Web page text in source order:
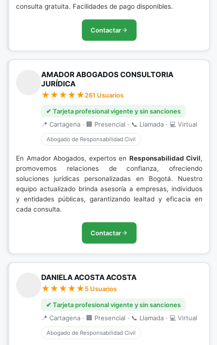
consulta gratuita. Facilidades de pago disponibles.
Contactar
AMADOR ABOGADOS CONSULTORIA
JURÍDICA
261 Usuarios
✔ Tarjeta profesional vigente y sin sanciones
📍 Cartagena · 🏢 Presencial · 📞 Llamada · 💻 Virtual
Abogado de Responsabilidad Civil
En Amador Abogados, expertos en Responsabilidad Civil,
promovemos relaciones de confianza, ofreciendo
soluciones jurídicas personalizadas en Bogotá. Nuestro
equipo actualizado brinda asesoría a empresas, individuos
y entidades públicas, garantizando lealtad y eficacia en
cada consulta.
Contactar
DANIELA ACOSTA ACOSTA
5 Usuarios
✔ Tarjeta profesional vigente y sin sanciones
📍 Cartagena · 🏢 Presencial · 📞 Llamada · 💻 Virtual
Abogado de Responsabilidad Civil